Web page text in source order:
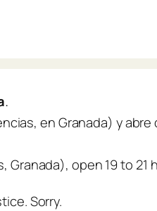
.
en Granada) y abre
Granada), open 19 to 21
Sorry.